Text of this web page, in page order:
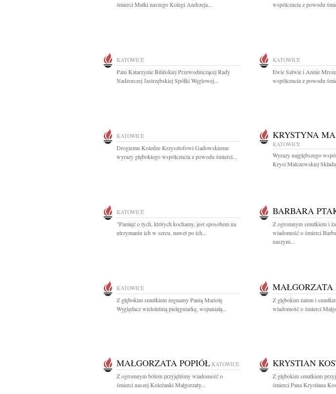
śmierci Matki naszego Kolegi Andrzeja...
współczucia z powodu
KATOWICE
Pani Katarzynie Bilińskiej Przewodniczącej Rady
Nadzorczej Jastrzębskiej Spółki Węglowej...
KATOWICE
Ewie Salwie i Annie
współczucia z powodu
KATOWICE
Drogiemu Koledze Krzysztofowi Gadowskiemu
wyrazy głębokiego współczucia z powodu śmierci...
KRYSTYNA
KATOWICE
Wyrazy najgłębszego
Krysi Malczewskiej
KATOWICE
"Pamięć o tych, których kochamy, jest sposobem na
utrzymaniu ich w sercu, nawet po ich...
BARBARA
Z ogromnym smutkiem i
wiadomość o śmierci
naszym...
KATOWICE
Z głębokim smutkiem żegnamy Panią Mariolę
Wyględacz wieloletnią pielęgniarkę, wspaniałą...
MAŁGORZATA
Z głębokim żalem i
wiadomość o śmierci
MAŁGORZATA POPIÓŁ KATOWICE
Z ogromnym bólem przyjęliśmy wiadomość o
śmierci naszej Koleżanki Małgorzaty...
KRYSTIAN
Z głębokim smutkiem
śmierci Pana Krystiana